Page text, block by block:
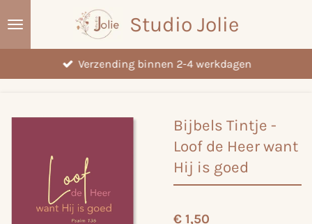
Studio Jolie
Verzending binnen 2-4 werkdagen
Bijbels Tintje -
Loof de Heer want
Hij is goed
€ 1,50